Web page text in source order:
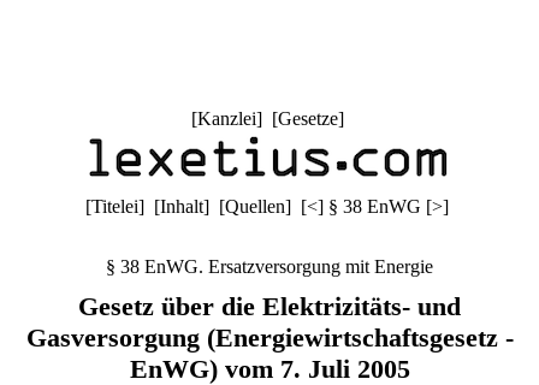
[Kanzlei] [Gesetze]
[Titelei] [Inhalt] [Quellen] [<] § 38 EnWG [>]
§ 38 EnWG. Ersatzversorgung mit Energie
Gesetz über die Elektrizitäts- und
Gasversorgung (Energiewirtschaftsgesetz -
EnWG) vom 7. Juli 2005